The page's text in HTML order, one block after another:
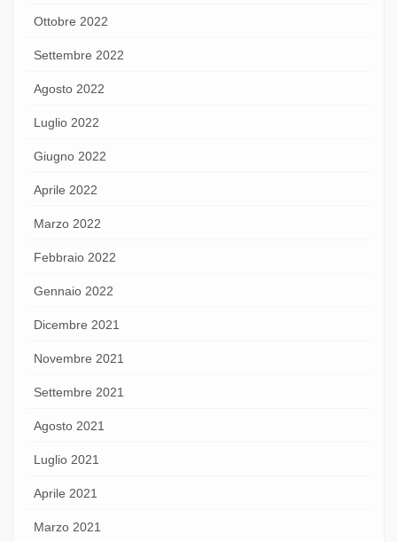
Ottobre 2022
Settembre 2022
Agosto 2022
Luglio 2022
Giugno 2022
Aprile 2022
Marzo 2022
Febbraio 2022
Gennaio 2022
Dicembre 2021
Novembre 2021
Settembre 2021
Agosto 2021
Luglio 2021
Aprile 2021
Marzo 2021